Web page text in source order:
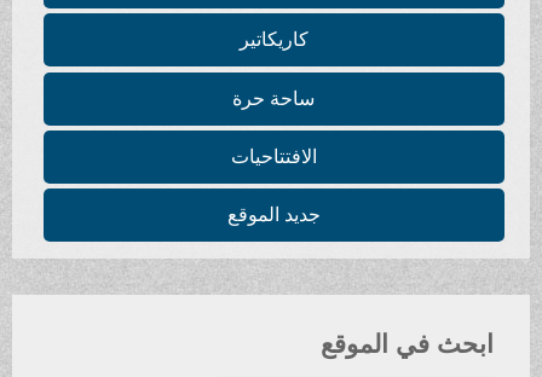
كاريكاتير
ساحة حرة
الافتتاحيات
جديد الموقع
ابحث في الموقع